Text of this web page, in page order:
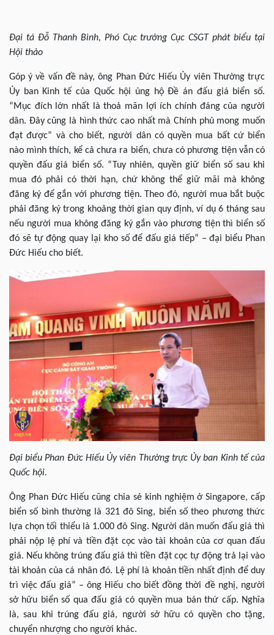
Đại tá Đỗ Thanh Bình, Phó Cục trưởng Cục CSGT phát biểu tại
Hội thảo
Góp ý về vấn đề này, ông Phan Đức Hiếu Ủy viên Thường trực
Ủy ban Kinh tế của Quốc hội ủng hộ Đề án đấu giá biển số.
“Mục đích lớn nhất là thoả mãn lợi ích chính đáng của người
dân. Đây cũng là hình thức cao nhất mà Chính phủ mong muốn
đạt được” và cho biết, người dân có quyền mua bất cứ biển
nào mình thích, kể cả chưa ra biển, chưa có phương tiện vẫn có
quyền đấu giá biển số. “Tuy nhiên, quyền giữ biển số sau khi
mua đó phải có thời hạn, chứ không thể giữ mãi mà không
đăng ký để gắn với phương tiện. Theo đó, người mua bắt buộc
phải đăng ký trong khoảng thời gian quy định, ví dụ 6 tháng sau
nếu người mua không đăng ký gắn vào phương tiện thì biển số
đó sẽ tự động quay lại kho số để đấu giá tiếp” – đại biểu Phan
Đức Hiếu cho biết.
Đại biểu Phan Đức Hiếu Ủy viên Thường trực Ủy ban Kinh tế của
Quốc hội.
Ông Phan Đức Hiếu cũng chia sẻ kinh nghiệm ở Singapore, cấp
biển số bình thường là 321 đô Sing, biển số theo phương thức
lựa chọn tối thiểu là 1.000 đô Sing. Người dân muốn đấu giá thì
phải nộp lệ phí và tiền đặt cọc vào tài khoản của cơ quan đấu
giá. Nếu không trúng đấu giá thì tiền đặt cọc tự động trả lại vào
tài khoản của cá nhân đó. Lệ phí là khoản tiền nhất định để duy
trì việc đấu giá” – ông Hiếu cho biết đồng thời đề nghị, người
sở hữu biển số qua đấu giá có quyền mua bán thứ cấp. Nghĩa
là, sau khi trúng đấu giá, người sở hữu có quyền cho tặng,
chuyển nhượng cho người khác.